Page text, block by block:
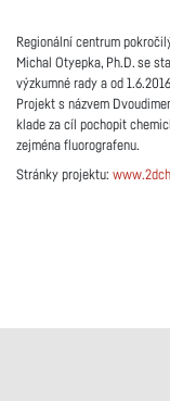
Regionální centrum
Michal Otyepka, Ph.D. se
výzkumné rady a od
Projekt s názvem
klade za cíl pochopit
zejména fluorografenu.
Stránky projektu: